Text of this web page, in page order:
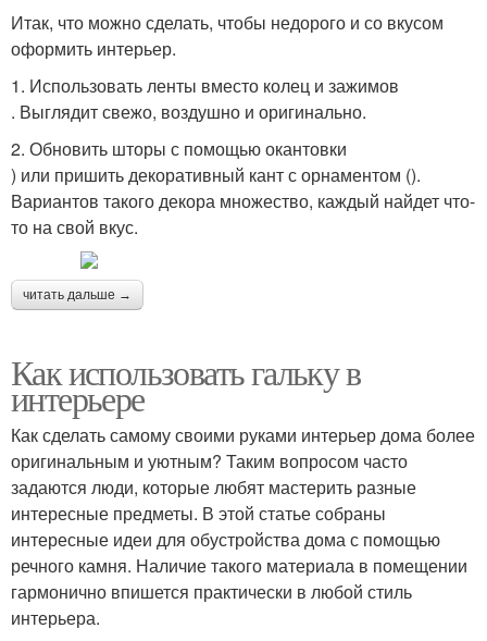
Итак, что можно сделать, чтобы недорого и со вкусом
оформить интерьер.
1. Использовать ленты вместо колец и зажимов
. Выглядит свежо, воздушно и оригинально.
2. Обновить шторы с помощью окантовки
) или пришить декоративный кант с орнаментом ().
Вариантов такого декора множество, каждый найдет что-
то на свой вкус.
читать дальше →
Как использовать гальку в
интерьере
Как сделать самому своими руками интерьер дома более
оригинальным и уютным? Таким вопросом часто
задаются люди, которые любят мастерить разные
интересные предметы. В этой статье собраны
интересные идеи для обустройства дома с помощью
речного камня. Наличие такого материала в помещении
гармонично впишется практически в любой стиль
интерьера.